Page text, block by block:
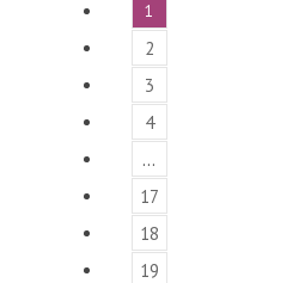
1
2
3
4
…
17
18
19